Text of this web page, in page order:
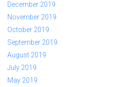
December 2019
November 2019
October 2019
September 2019
August 2019
July 2019
May 2019